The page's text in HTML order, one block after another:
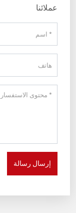
عملائنا
إرسال رسالة